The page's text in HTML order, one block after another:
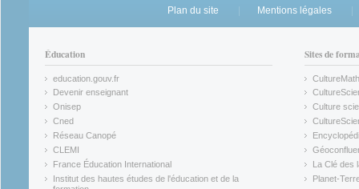
Plan du site Mentions légales
Éducation
education.gouv.fr
(link is external)
Devenir enseignant
(link is external)
Onisep
(link is external)
Cned
(link is external)
Réseau Canopé
(link is external)
CLEMI
(link is external)
France Éducation International
(link is external)
Institut des hautes études de l'éducation et de la
Sites de
CultureMath
(link is
(link is
Culture
(link is
(link is
(link is
La Clé des
(link is
Planet-